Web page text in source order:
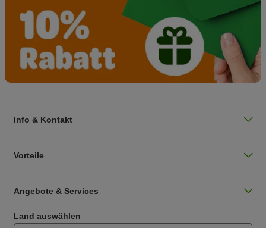
Info & Kontakt
Vorteile
Angebote & Services
Land auswählen